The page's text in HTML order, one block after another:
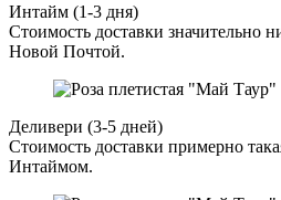
Интайм (1-3 дня)
Стоимость доставки значительно
Новой Почтой.
Деливери (3-5 дней)
Стоимость доставки примерно
Интаймом.